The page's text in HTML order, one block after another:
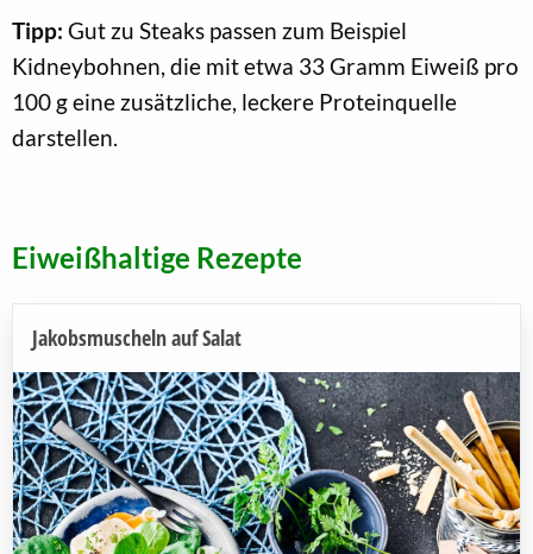
Tipp: Gut zu Steaks passen zum Beispiel
Kidneybohnen, die mit etwa 33 Gramm Eiweiß pro
100 g eine zusätzliche, leckere Proteinquelle
darstellen.
Eiweißhaltige Rezepte
Jakobsmuscheln auf Salat